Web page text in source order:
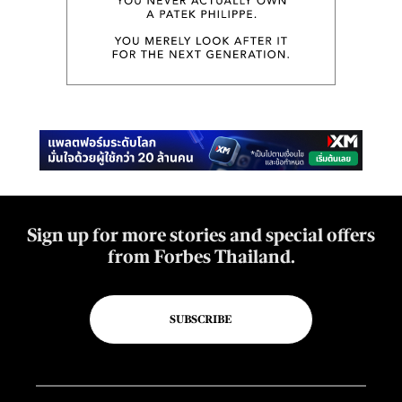
Sign up for more stories and special offers
from Forbes Thailand.
SUBSCRIBE